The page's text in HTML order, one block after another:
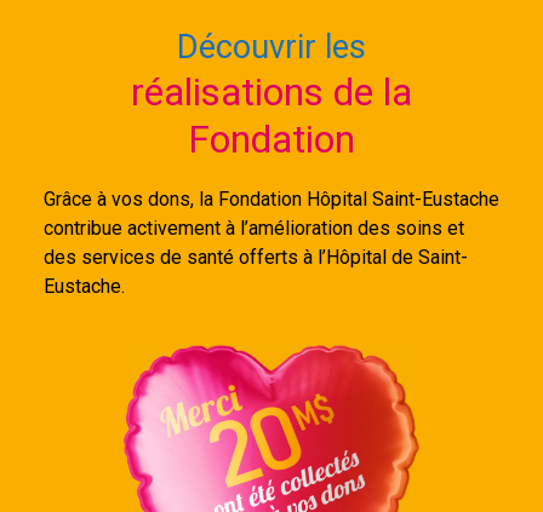
réalisations de la
Fondation
Découvrir les
Grâce à vos dons, la Fondation Hôpital Saint-Eustache
contribue activement à l’amélioration des soins et
des services de santé offerts à l’Hôpital de Saint-
Eustache.